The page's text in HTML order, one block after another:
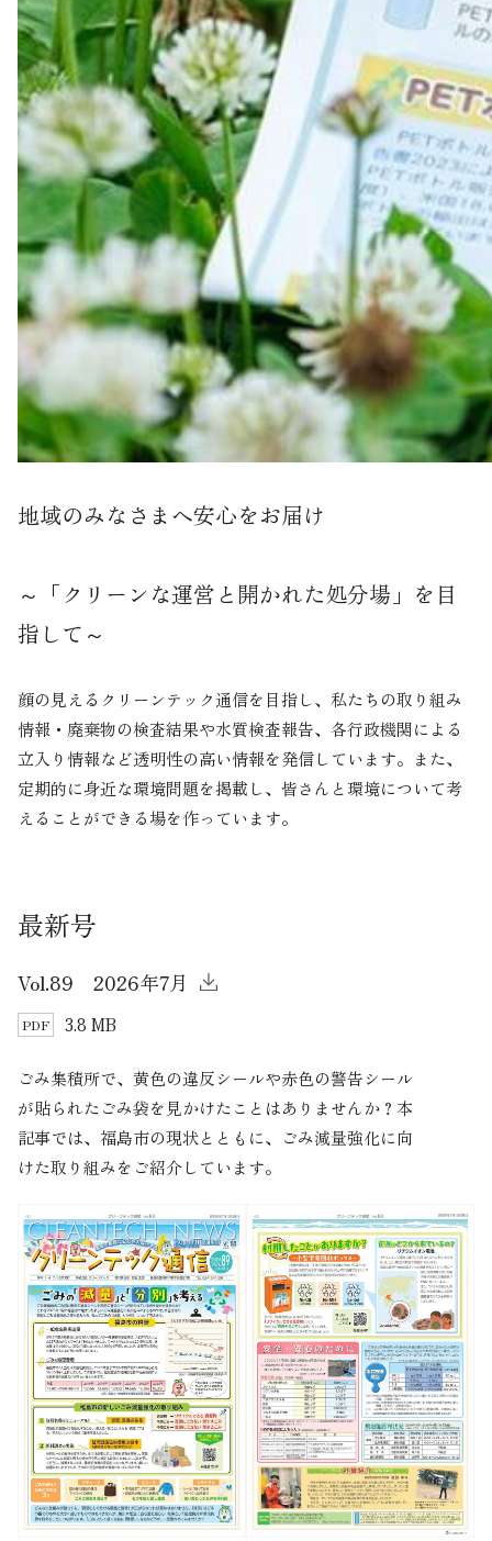
地域のみなさまへ安心をお届け
～「クリーンな運営と開かれた処分場」を目
指して～
顔の見えるクリーンテック通信を目指し、私たちの取り組み
情報・廃棄物の検査結果や水質検査報告、各行政機関による
立入り情報など透明性の高い情報を発信しています。また、
定期的に身近な環境問題を掲載し、皆さんと環境について考
えることができる場を作っています。
最新号
Vol.89 2026年7月
3.8 MB
ごみ集積所で、黄色の違反シールや赤色の警告シール
が貼られたごみ袋を見かけたことはありませんか？本
記事では、福島市の現状とともに、ごみ減量強化に向
けた取り組みをご紹介しています。